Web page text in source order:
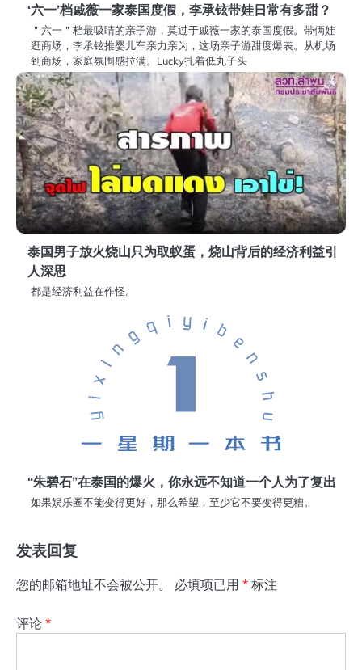
‘六一’档戚薇一家泰国度假，李承铉带娃日常有多甜？
＂六一＂档最吸睛的亲子游，莫过于戚薇一家的泰国度假。带俩娃
逛商场，李承铉推婴儿车亲力亲为，这场亲子游甜度爆表。从机场
到商场，家庭氛围感拉满。Lucky扎着低丸子头
泰国男子放火烧山只为取蚁蛋，烧山背后的经济利益引
人深思
都是经济利益在作怪。
“朱碧石”在泰国的爆火，你永远不知道一个人为了复出
如果娱乐圈不能变得更好，那么希望，至少它不要变得更糟。
发表回复
您的邮箱地址不会被公开。 必填项已用 * 标注
评论 *